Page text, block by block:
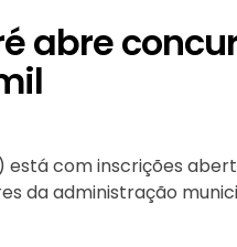
abre
está com inscrições
da administração